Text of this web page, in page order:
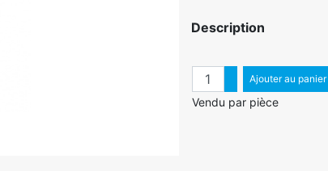
Description
QuantitéAugmenter quantité
Diminuer quantité
Ajouter au panier
Vendu par pièce